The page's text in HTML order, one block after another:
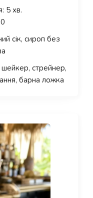
5 хв.
сік, сироп без
стрейнер,
барна ложка